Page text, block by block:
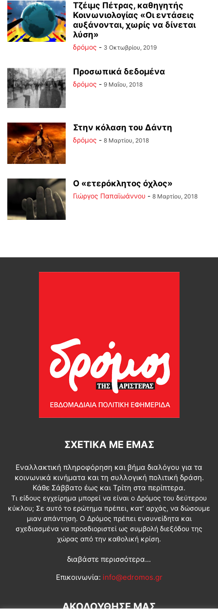
Τζέιμς Πέτρας, καθηγητής
Κοινωνιολογίας «Οι εντάσεις
αυξάνονται, χωρίς να δίνεται
λύση»
δρόμος - 3 Οκτωβρίου, 2019
Προσωπικά δεδομένα
δρόμος - 9 Μαΐου, 2018
Στην κόλαση του Δάντη
δρόμος - 8 Μαρτίου, 2018
Ο «ετερόκλητος όχλος»
Γιώργος Παπαϊωάννου - 8 Μαρτίου, 2018
ΣΧΕΤΙΚΆ ΜΕ ΕΜΆΣ
Εναλλακτική πληροφόρηση και βήμα διαλόγου για τα
κοινωνικά κινήματα και τη συλλογική πολιτική δράση.
Κάθε Σάββατο έως και Τρίτη στα περίπτερα.
Τι είδους εγχείρημα μπορεί να είναι ο Δρόμος του δεύτερου
κύκλου; Σε αυτό το ερώτημα πρέπει, κατ’ αρχάς, να δώσουμε
μιαν απάντηση. Ο Δρόμος πρέπει ενσυνείδητα και
σχεδιασμένα να προσδιοριστεί ως συμβολή διεξόδου της
χώρας από την καθολική κρίση.
διαβάστε περισσότερα...
Επικοινωνία: info@edromos.gr
ΑΚΟΛΟΥΘΗΣΕ ΜΑΣ